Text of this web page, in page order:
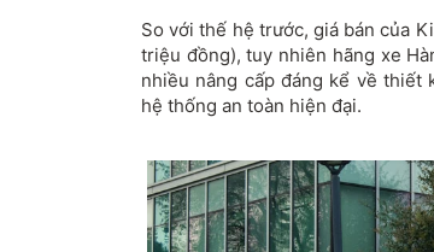
So với thế hệ trước, giá bán của
triệu đồng), tuy nhiên hãng xe
nhiều nâng cấp đáng kể về thiết
hệ thống an toàn hiện đại.